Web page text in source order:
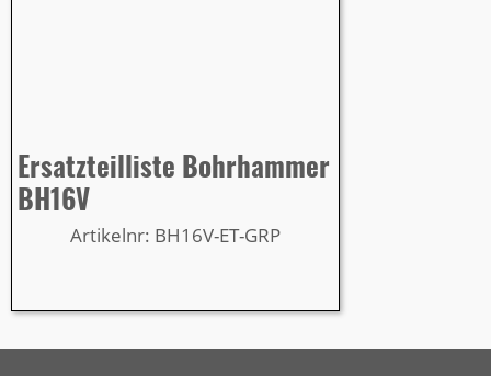
Ersatzteilliste Bohrhammer
BH16V
Artikelnr: BH16V-ET-GRP